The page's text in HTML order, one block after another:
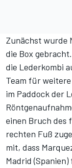
Zunächst wurde
die Box
die Lederkombi
Team für
im Paddock der
einen Bruch des
rechten Fuß
mit, dass
Madrid